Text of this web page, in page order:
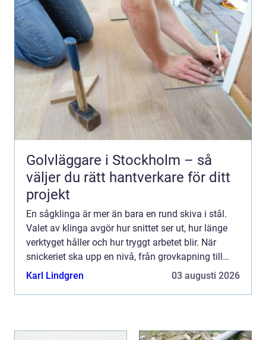
Golvläggare i Stockholm – så
väljer du rätt hantverkare för ditt
projekt
En sågklinga är mer än bara en rund skiva i stål.
Valet av klinga avgör hur snittet ser ut, hur länge
verktyget håller och hur tryggt arbetet blir. När
snickeriet ska upp en nivå, från grovkapning till
finsnickeri, är klingan ofta den första komponen...
Karl Lindgren 03 augusti 2026